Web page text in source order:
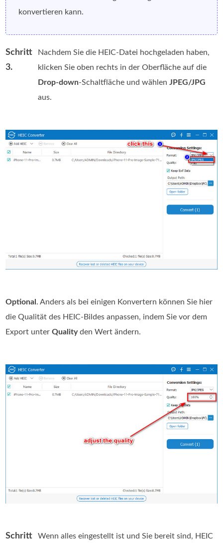
konvertieren kann.
Schritt
3.
Nachdem Sie die HEIC‑Datei hochgeladen haben,
klicken Sie oben rechts in der Oberfläche auf die
Drop-down-Schaltfläche und wählenJPEG/JPG
aus.
Optional . Anders als bei einigen Konvertern können Sie hier
die Qualität des HEIC‑Bildes anpassen, indem Sie vor dem
Export unterQualityden Wert ändern.
Schritt
Wenn alles eingestellt ist und Sie bereit sind, HEIC